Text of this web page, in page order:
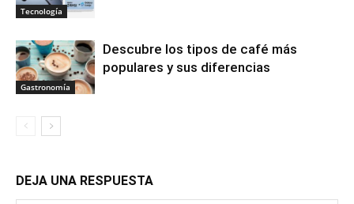
Tecnología
Gastronomía
Descubre los tipos de café más
populares y sus diferencias
DEJA UNA RESPUESTA